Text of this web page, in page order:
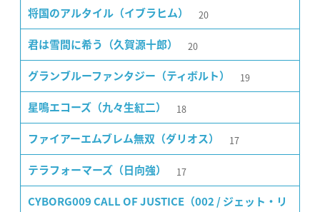
将国のアルタイル（イブラヒム） 20
君は雪間に希う（久賀源十郎） 20
グランブルーファンタジー（ティボルト） 19
星鳴エコーズ（九々生紅二） 18
ファイアーエムブレム無双（ダリオス） 17
テラフォーマーズ（日向強） 17
CYBORG009 CALL OF JUSTICE（002 / ジェット・リ